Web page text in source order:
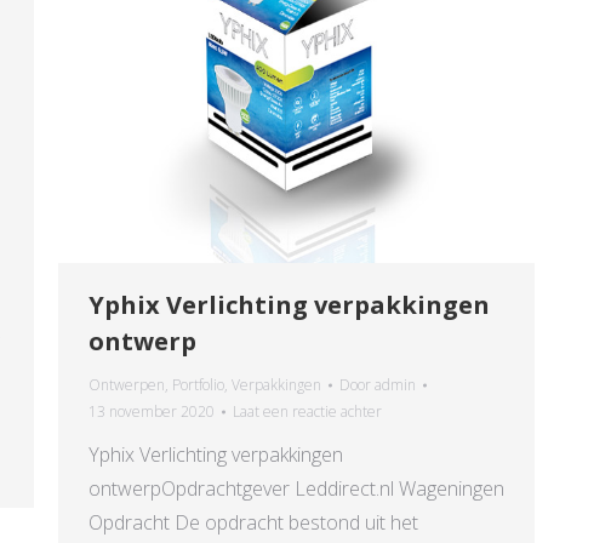
Yphix Verlichting verpakkingen
ontwerp
Ontwerpen, Portfolio, Verpakkingen Dooradmin
13 november 2020
Laat een reactie achter
Yphix Verlichting verpakkingen
ontwerpOpdrachtgever Leddirect.nl Wageningen
Opdracht De opdracht bestond uit het